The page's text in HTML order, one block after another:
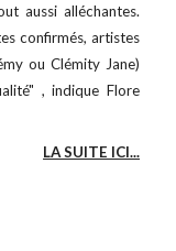
aussi alléchantes.
confirmés, artistes
ou Clémity Jane)
, indique Flore
LA SUITE ICI...